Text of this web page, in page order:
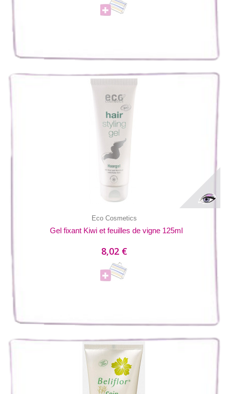
Eco Cosmetics
Gel fixant Kiwi et feuilles de vigne 125ml
8,02 €